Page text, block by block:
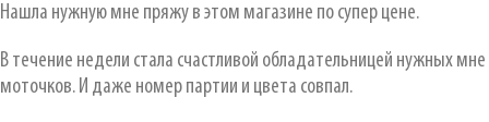
Нашла нужную мне пряжу в этом магазине по супер цене.
В течение недели стала счастливой обладательницей нужных мне
моточков. И даже номер партии и цвета совпал.